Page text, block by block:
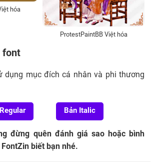
hóa
ProtestPaintBB Việt hóa
font
dụng mục đích cá nhân và phi thương
Bản Italic
đừng quên đánh giá sao hoặc bình
biết bạn nhé.